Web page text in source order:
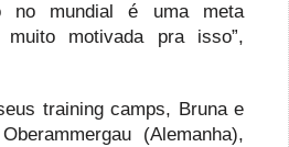
no mundial é uma meta
motivada pra isso”,
training camps, Bruna e
(Alemanha),